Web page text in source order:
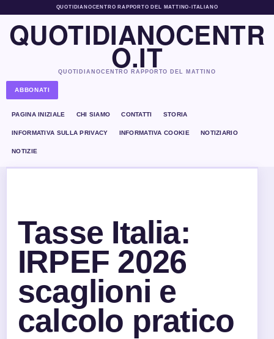
QUOTIDIANOCENTRO RAPPORTO DEL MATTINO• ITALIANO
QUOTIDIANOCENTR
O.IT
QUOTIDIANOCENTRO RAPPORTO DEL MATTINO
ABBONATI
PAGINA INIZIALE CHI SIAMO CONTATTI STORIA
INFORMATIVA SULLA PRIVACY INFORMATIVA COOKIE NOTIZIARIO
NOTIZIE
Tasse Italia:
IRPEF 2026
scaglioni e
calcolo pratico